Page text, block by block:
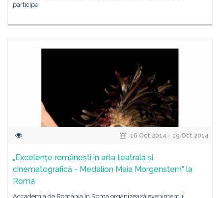
participe
16 Oct 2014 - 19 Oct 2014
„Excelențe românești în arta teatrală și
cinematografică - Medalion Maia Morgenstern” la
Roma
Accademia de România în Roma organizează evenimentul